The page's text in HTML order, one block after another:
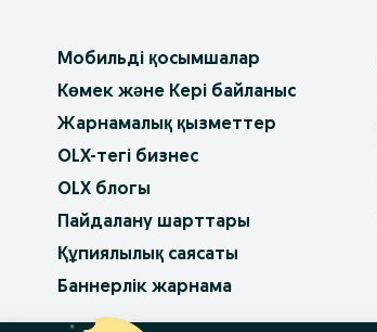
Мобильді қосымшалар
Көмек және Кері байланыс
Жарнамалық қызметтер
OLX-тегі бизнес
OLX блогы
Пайдалану шарттары
Құпиялылық саясаты
Баннерлік жарнама